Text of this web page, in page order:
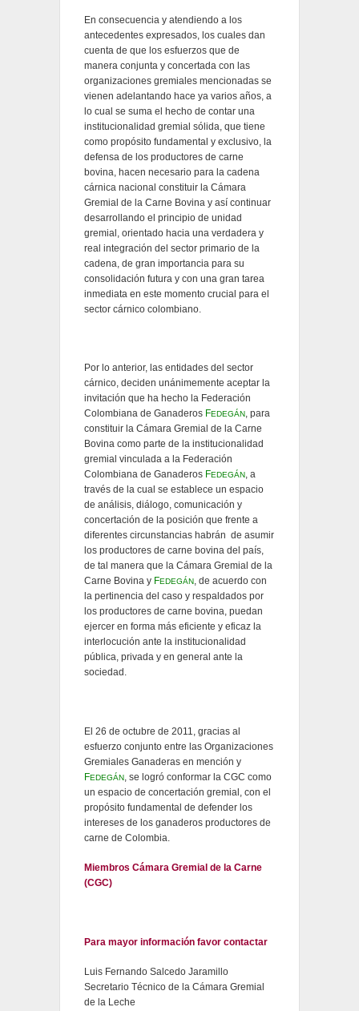
En consecuencia y atendiendo a los
antecedentes expresados, los cuales dan
cuenta de que los esfuerzos que de
manera conjunta y concertada con las
organizaciones gremiales mencionadas se
vienen adelantando hace ya varios años, a
lo cual se suma el hecho de contar una
institucionalidad gremial sólida, que tiene
como propósito fundamental y exclusivo, la
defensa de los productores de carne
bovina, hacen necesario para la cadena
cárnica nacional constituir la Cámara
Gremial de la Carne Bovina y así continuar
desarrollando el principio de unidad
gremial, orientado hacia una verdadera y
real integración del sector primario de la
cadena, de gran importancia para su
consolidación futura y con una gran tarea
inmediata en este momento crucial para el
sector cárnico colombiano.
Por lo anterior, las entidades del sector
cárnico, deciden unánimemente aceptar la
invitación que ha hecho la Federación
Colombiana de Ganaderos FEDEGÁN, para
constituir la Cámara Gremial de la Carne
Bovina como parte de la institucionalidad
gremial vinculada a la Federación
Colombiana de Ganaderos FEDEGÁN, a
través de la cual se establece un espacio
de análisis, diálogo, comunicación y
concertación de la posición que frente a
diferentes circunstancias habrán de asumir
los productores de carne bovina del país,
de tal manera que la Cámara Gremial de la
Carne Bovina y FEDEGÁN, de acuerdo con
la pertinencia del caso y respaldados por
los productores de carne bovina, puedan
ejercer en forma más eficiente y eficaz la
interlocución ante la institucionalidad
pública, privada y en general ante la
sociedad.
El 26 de octubre de 2011, gracias al
esfuerzo conjunto entre las Organizaciones
Gremiales Ganaderas en mención y
FEDEGÁN, se logró conformar la CGC como
un espacio de concertación gremial, con el
propósito fundamental de defender los
intereses de los ganaderos productores de
carne de Colombia.
Miembros Cámara Gremial de la Carne
(CGC)
Para mayor información favor contactar
Luis Fernando Salcedo Jaramillo
Secretario Técnico de la Cámara Gremial
de la Leche